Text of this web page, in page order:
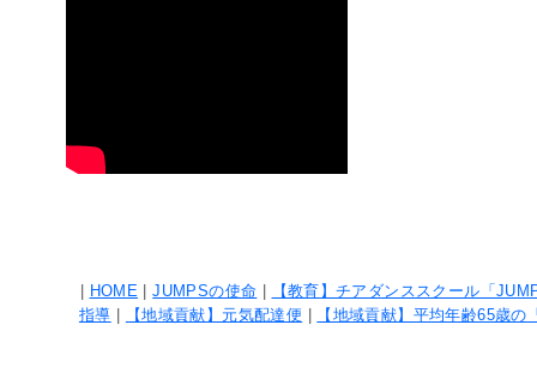
| HOME |JUMPSの使命 |
【教育】チアダンススクール「
指導 | 【地域貢献】元気配達便 | 【地域貢献】平均年齢65歳